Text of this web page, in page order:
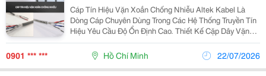
Cáp Tín Hiệu Vặn Xoắn Chống Nhiễu Altek Kabel Là
Dòng Cáp Chuyên Dùng Trong Các Hệ Thống Truyền Tín
Hiệu Yêu Cầu Độ Ổn Định Cao. Thiết Kế Cặp Dây Vặn
Xoắn Giúp Hạn Chế Nhiễu Chéo Giữa Các Lõi Dẫn,
Đồng Thời Lớp Al Foil Hỗ Trợ Chống Nhiễu Điện Từ
0901 *** *** Hồ Chí Minh 22/07/2026